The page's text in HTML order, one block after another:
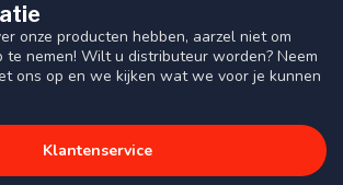
onze producten hebben, aarzel niet om
te nemen! Wilt u distributeur worden? Neem
ons op en we kijken wat we voor je kunnen
Klantenservice